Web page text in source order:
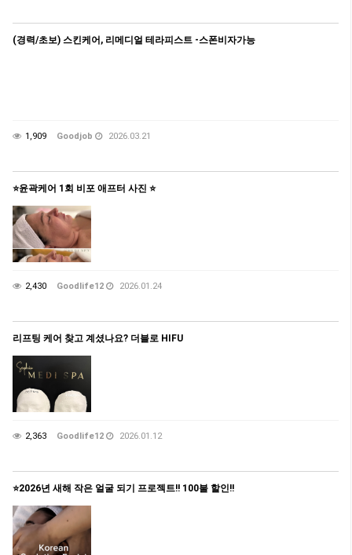
(경력/초보) 스킨케어, 리메디얼 테라피스트 -스폰비자가능
1,909 Goodjob 2026.03.21
⭐️윤곽케어 1회 비포 애프터 사진 ⭐️
2,430 Goodlife12 2026.01.24
리프팅 케어 찾고 계셨나요? 더블로 HIFU
2,363 Goodlife12 2026.01.12
⭐️2026년 새해 작은 얼굴 되기 프로젝트!! 100불 할인!!